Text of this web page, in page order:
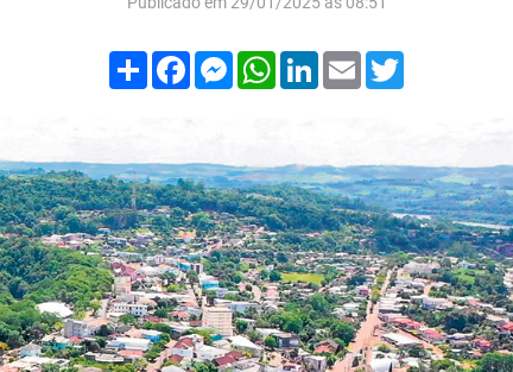
Compartilhar
FacebookMessenger
WhatsApp
LinkedIn
Email